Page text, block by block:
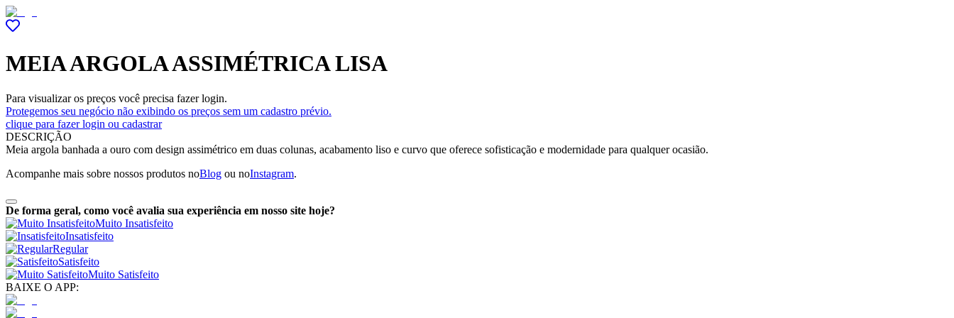
MEIA ARGOLA ASSIMÉTRICA LISA
Para visualizar os preços você precisa fazer login.
Protegemos seu negócio não exibindo os preços sem um cadastro prévio.
clique para fazer login ou cadastrar
DESCRIÇÃO
Meia argola banhada a ouro com design assimétrico em duas colunas, acabamento liso e curvo que oferece sofisticação e modernidade para qualquer ocasião.
Acompanhe mais sobre nossos produtos noBlog ou noInstagram.
De forma geral, como você avalia sua experiência em nosso site hoje?
Muito Insatisfeito
Insatisfeito
Regular
Satisfeito
Muito Satisfeito
BAIXE O APP: